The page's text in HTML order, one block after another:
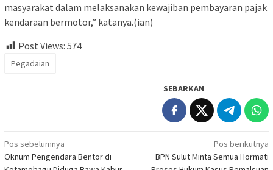
masyarakat dalam melaksanakan kewajiban pembayaran pajak
kendaraan bermotor,” katanya.(ian)
Post Views: 574
Pegadaian
SEBARKAN
Navigasi
pos
Pos sebelumnya
Oknum Pengendara Bentor di
Pos berikutnya
BPN Sulut Minta Semua Hormati